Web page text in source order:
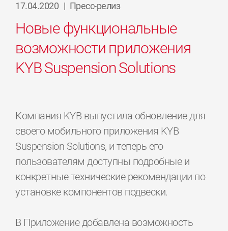
17.04.2020 | Пресс-релиз
Новые функциональные
возможности приложения
KYB Suspension Solutions
Компания KYB выпустила обновление для
своего мобильного приложения KYB
Suspension Solutions, и теперь его
пользователям доступны подробные и
конкретные технические рекомендации по
установке компонентов подвески.
В Приложение добавлена возможность